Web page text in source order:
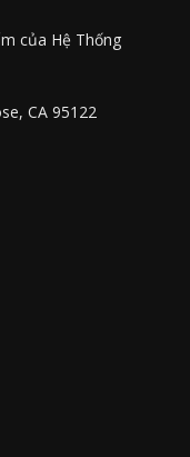
của Hệ Thống
CA 95122